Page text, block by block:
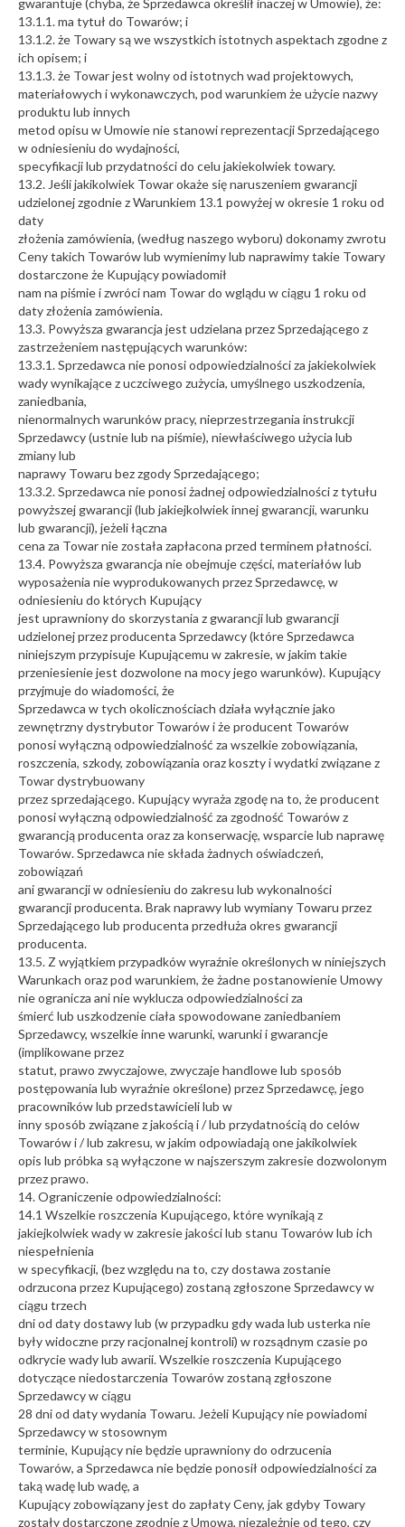
gwarantuje (chyba, że ​​Sprzedawca określił inaczej w Umowie), że:
13.1.1. ma tytuł do Towarów; i
13.1.2. że Towary są we wszystkich istotnych aspektach zgodne z
ich opisem; i
13.1.3. że Towar jest wolny od istotnych wad projektowych,
materiałowych i wykonawczych, pod warunkiem że użycie nazwy
produktu lub innych
metod opisu w Umowie nie stanowi reprezentacji Sprzedającego
w odniesieniu do wydajności,
specyfikacji lub przydatności do celu jakiekolwiek towary.
13.2. Jeśli jakikolwiek Towar okaże się naruszeniem gwarancji
udzielonej zgodnie z Warunkiem 13.1 powyżej w okresie 1 roku od
daty
złożenia zamówienia, (według naszego wyboru) dokonamy zwrotu
Ceny takich Towarów lub wymienimy lub naprawimy takie Towary
dostarczone że Kupujący powiadomił
nam na piśmie i zwróci nam Towar do wglądu w ciągu 1 roku od
daty złożenia zamówienia.
13.3. Powyższa gwarancja jest udzielana przez Sprzedającego z
zastrzeżeniem następujących warunków:
13.3.1. Sprzedawca nie ponosi odpowiedzialności za jakiekolwiek
wady wynikające z uczciwego zużycia, umyślnego uszkodzenia,
zaniedbania,
nienormalnych warunków pracy, nieprzestrzegania instrukcji
Sprzedawcy (ustnie lub na piśmie), niewłaściwego użycia lub
zmiany lub
naprawy Towaru bez zgody Sprzedającego;
13.3.2. Sprzedawca nie ponosi żadnej odpowiedzialności z tytułu
powyższej gwarancji (lub jakiejkolwiek innej gwarancji, warunku
lub gwarancji), jeżeli łączna
cena za Towar nie została zapłacona przed terminem płatności.
13.4. Powyższa gwarancja nie obejmuje części, materiałów lub
wyposażenia nie wyprodukowanych przez Sprzedawcę, w
odniesieniu do których Kupujący
jest uprawniony do skorzystania z gwarancji lub gwarancji
udzielonej przez producenta Sprzedawcy (które Sprzedawca
niniejszym przypisuje Kupującemu w zakresie, w jakim takie
przeniesienie jest dozwolone na mocy jego warunków). Kupujący
przyjmuje do wiadomości, że
Sprzedawca w tych okolicznościach działa wyłącznie jako
zewnętrzny dystrybutor Towarów i że producent Towarów
ponosi wyłączną odpowiedzialność za wszelkie zobowiązania,
roszczenia, szkody, zobowiązania oraz koszty i wydatki związane z
Towar dystrybuowany
przez sprzedającego. Kupujący wyraża zgodę na to, że producent
ponosi wyłączną odpowiedzialność za zgodność Towarów z
gwarancją producenta oraz za konserwację, wsparcie lub naprawę
Towarów. Sprzedawca nie składa żadnych oświadczeń,
zobowiązań
ani gwarancji w odniesieniu do zakresu lub wykonalności
gwarancji producenta. Brak naprawy lub wymiany Towaru przez
Sprzedającego lub producenta przedłuża okres gwarancji
producenta.
13.5. Z wyjątkiem przypadków wyraźnie określonych w niniejszych
Warunkach oraz pod warunkiem, że żadne postanowienie Umowy
nie ogranicza ani nie wyklucza odpowiedzialności za
śmierć lub uszkodzenie ciała spowodowane zaniedbaniem
Sprzedawcy, wszelkie inne warunki, warunki i gwarancje
(implikowane przez
statut, prawo zwyczajowe, zwyczaje handlowe lub sposób
postępowania lub wyraźnie określone) przez Sprzedawcę, jego
pracowników lub przedstawicieli lub w
inny sposób związane z jakością i / lub przydatnością do celów
Towarów i / lub zakresu, w jakim odpowiadają one jakikolwiek
opis lub próbka są wyłączone w najszerszym zakresie dozwolonym
przez prawo.
14. Ograniczenie odpowiedzialności:
14.1 Wszelkie roszczenia Kupującego, które wynikają z
jakiejkolwiek wady w zakresie jakości lub stanu Towarów lub ich
niespełnienia
w specyfikacji, (bez względu na to, czy dostawa zostanie
odrzucona przez Kupującego) zostaną zgłoszone Sprzedawcy w
ciągu trzech
dni od daty dostawy lub (w przypadku gdy wada lub usterka nie
były widoczne przy racjonalnej kontroli) w rozsądnym czasie po
odkrycie wady lub awarii. Wszelkie roszczenia Kupującego
dotyczące niedostarczenia Towarów zostaną zgłoszone
Sprzedawcy w ciągu
28 dni od daty wydania Towaru. Jeżeli Kupujący nie powiadomi
Sprzedawcy w stosownym
terminie, Kupujący nie będzie uprawniony do odrzucenia
Towarów, a Sprzedawca nie będzie ponosił odpowiedzialności za
taką wadę lub wadę, a
Kupujący zobowiązany jest do zapłaty Ceny, jak gdyby Towary
zostały dostarczone zgodnie z Umową, niezależnie od tego, czy